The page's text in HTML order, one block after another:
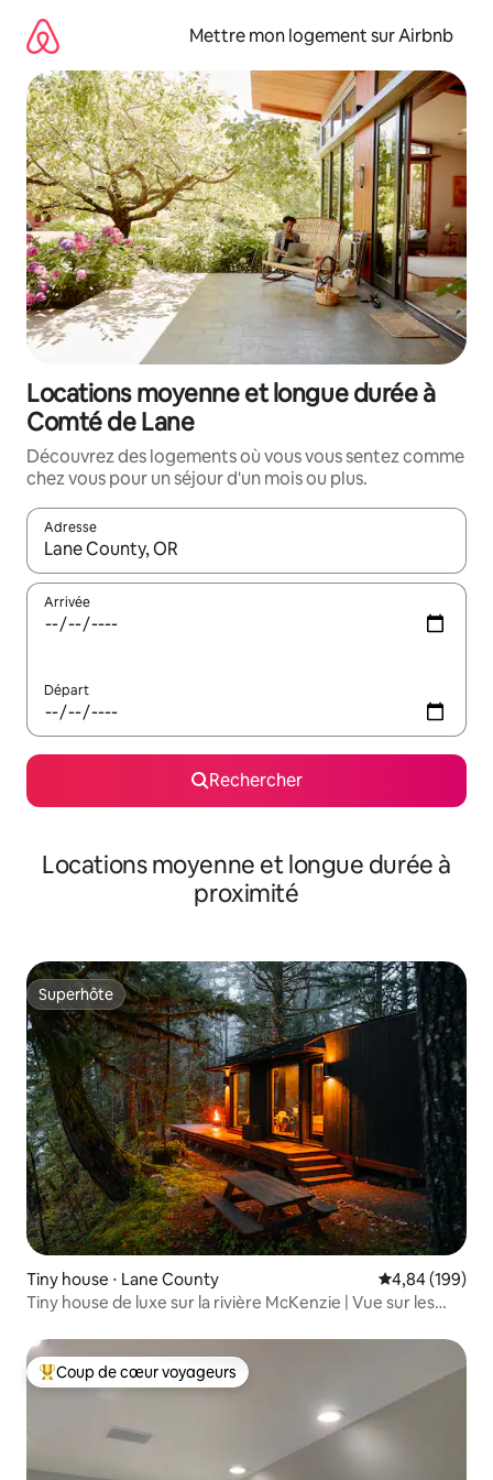
directement
contenu
Mettre mon logement sur Airbnb
Locations moyenne et longue durée à
Comté de Lane
Découvrez des logements où vous vous sentez comme
chez vous pour un séjour d'un mois ou plus.
Adresse
Lorsque les résultats s'affichent, utilisez les flèches vers le
Arrivée
Départ
Rechercher
Locations moyenne et longue durée à
proximité
Superhôte
Superhôte
Tiny house ⋅ Lane County Évaluation
4,84 (199)
Tiny house de luxe sur la rivière McKenzie | Vue sur les
Coups de cœur voyageurs les plus appréciés
Coup de cœur voyageurs